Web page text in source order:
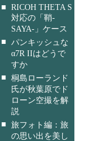
■ RICOH THETA S
対応の「鞘-
SAYA-」ケース
■ パンキッシュな
α7R IIはどうで
すか
■ 桐島ローランド
氏が秋葉原でド
ローン空撮を解
説
■ 旅フォト編：旅
の思い出を美し